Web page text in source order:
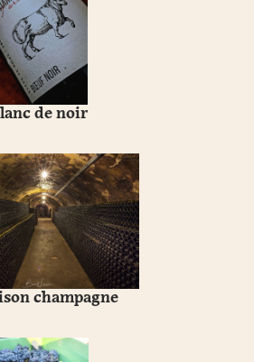
de noir
champagne